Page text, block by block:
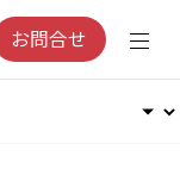
お問合せ